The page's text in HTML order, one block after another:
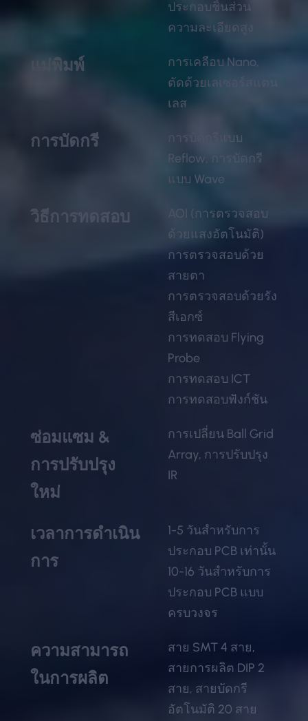
ประกอบชิ้นส่วน
ความละเอียดสูง
แม่พิมพ์
การเคลือบ Nano,
ตัดด้วยเลเซอร์สแตน
เลส
การบัดกรี
การบัดกรีแบบ
Reflow, การบัดกรี
แบบ Wave
วิธีการทดสอบ
AOI (การตรวจสอบ
ด้วยแสงอัตโนมัติ)
การตรวจสอบด้วย
สายตา
การตรวจสอบด้วยรัง
สีเอกซ์
การทดสอบ Flying
Probe
การทดสอบ ICT
การทดสอบฟังก์ชัน
ซ่อมแซม &
การปรับปรุง
ใหม่
การเปลี่ยน Ball Grid
Array, การปรับปรุง
IR
เวลาการดำเนิน
การ
1-5 วันสำหรับการ
ประกอบ PCB เท่านั้น
10-16 วันสำหรับการ
ประกอบ PCB แบบ
ครบวงจร
ความสามารถ
ในการผลิต
สาย SMT 4 สาย,
สายการผลิต DIP 2
สาย, สายบัดกรี
อัตโนมัติ 20 สาย